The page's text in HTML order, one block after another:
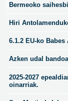
Bermeoko
Hiri
6.1.2 EU-ko
Azken udal
2025-2027
oinarriak.